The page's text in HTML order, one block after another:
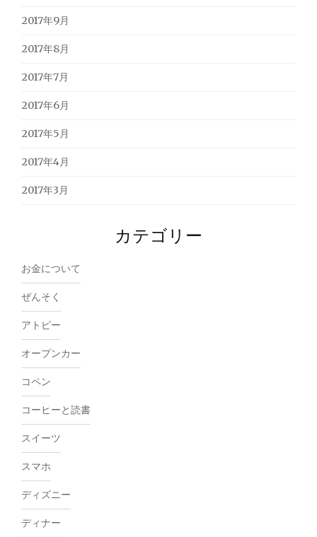
2017年9月
2017年8月
2017年7月
2017年6月
2017年5月
2017年4月
2017年3月
カテゴリー
お金について
ぜんそく
アトピー
オープンカー
コペン
コーヒーと読書
スイーツ
スマホ
ディズニー
ディナー